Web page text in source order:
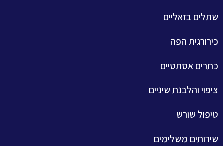
שתלים בזאליים
כירורגית הפה
כתרים אסתטיים
ציפוי והלבנת שיניים
טיפול שורש
שירותים משלימים